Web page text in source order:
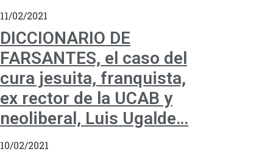
11/02/2021
DICCIONARIO DE
FARSANTES, el caso del
cura jesuita, franquista,
ex rector de la UCAB y
neoliberal, Luis Ugalde…
10/02/2021